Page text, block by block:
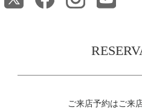
ご来店予約はご来